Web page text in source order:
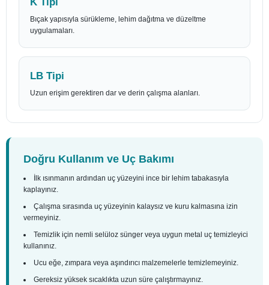
Bıçak yapısıyla sürükleme, lehim dağıtma ve düzeltme
uygulamaları.
LB Tipi
Uzun erişim gerektiren dar ve derin çalışma alanları.
Doğru Kullanım ve Uç Bakımı
İlk ısınmanın ardından uç yüzeyini ince bir lehim tabakasıyla
kaplayınız.
Çalışma sırasında uç yüzeyinin kalaysız ve kuru kalmasına izin
vermeyiniz.
Temizlik için nemli selüloz sünger veya uygun metal uç temizleyici
kullanınız.
Ucu eğe, zımpara veya aşındırıcı malzemelerle temizlemeyiniz.
Gereksiz yüksek sıcaklıkta uzun süre çalıştırmayınız.